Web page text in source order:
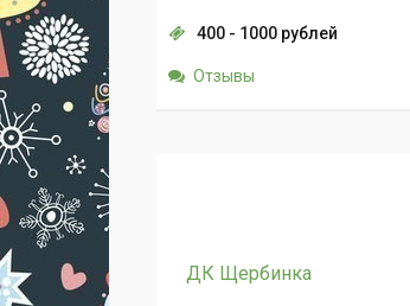
400 - 1000 рублей
Отзывы
ДК Щербинка